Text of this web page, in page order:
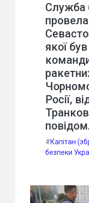
Служба
якої
Росії,
#Капітан
безпеки